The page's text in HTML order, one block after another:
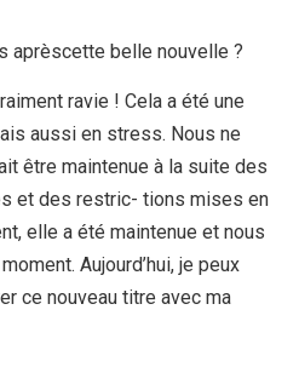
aprèscette belle nouvelle ?
ravie ! Cela a été une
aussi en stress. Nous ne
être maintenue à la suite des
et des restric- tions mises en
elle a été maintenue et nous
Aujourd’hui, je peux
ce nouveau titre avec ma